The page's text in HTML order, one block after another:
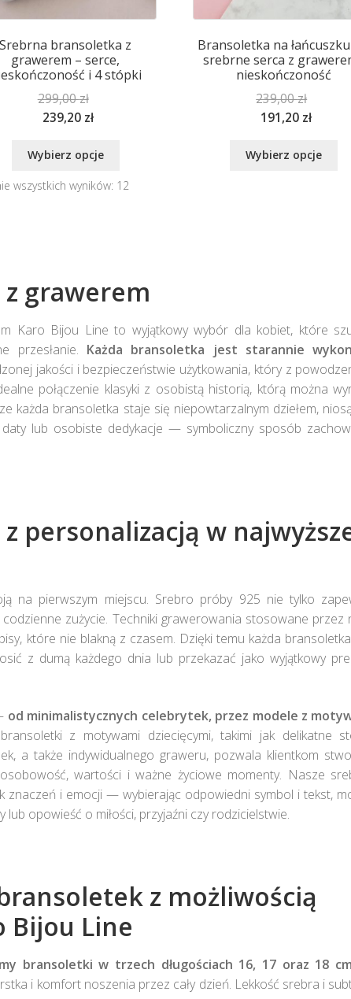
Srebrna bransoletka z
grawerem – serce,
i 4 stópki
299,00zł
239,20 zł
Wybierz opcje
ma
na
stronie
Bransoletka na
srebrne serca z
nieskończoność
239,00zł
191,20 zł
Wybierz opcje
wszystkich wyników: 12
grawerem
Karo Bijou Line to wyjątkowy wybór dla kobiet, które
przesłanie. Każda bransoletka jest starannie
jakości i bezpieczeństwie użytkowania, który z
połączenie klasyki z osobistą historią, którą można
każda bransoletka staje się niepowtarzalnym dziełem,
lub osobiste dedykacje — symboliczny sposób
personalizacją w
na pierwszym miejscu. Srebro próby 925 nie tylko
zużycie. Techniki grawerowania stosowane przez
które nie blakną z czasem. Dzięki temu każda
z dumą każdego dnia lub przekazać jako wyjątkowy
od minimalistycznych celebrytek, przez modele z
z motywami dziecięcymi, takimi jak delikatne
a także indywidualnego graweru, pozwala klientkom
wartości i ważne życiowe momenty. Nasze
znaczeń i emocji — wybierając odpowiedni symbol i tekst,
opowieść o miłości, przyjaźni czy rodzicielstwie.
z możliwością
Bijou Line
bransoletki w trzech długościach 16, 17 oraz 18 cm
i komfort noszenia przez cały dzień. Lekkość srebra i